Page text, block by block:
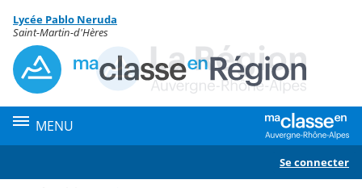
Menu de la rubrique
Contenu
Lycée Pablo Neruda
Saint-Martin-d'Hères
MENU
Se connecter